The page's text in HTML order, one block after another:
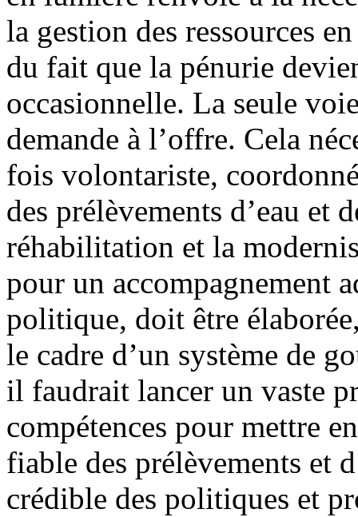
la gestion des ressources
du fait que la pénurie
occasionnelle. La seule
demande à l’offre. Cela
fois volontariste,
des prélèvements d’eau et
réhabilitation et la
pour un accompagnement
politique, doit être
le cadre d’un système de
il faudrait lancer un vaste
compétences pour mettre
fiable des prélèvements et
crédible des politiques et